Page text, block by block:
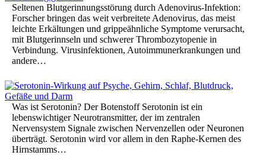
Seltenen Blutgerinnungsstörung durch Adenovirus-Infektion:
Forscher bringen das weit verbreitete Adenovirus, das meist
leichte Erkältungen und grippeähnliche Symptome verursacht,
mit Blutgerinnseln und schwerer Thrombozytopenie in
Verbindung. Virusinfektionen, Autoimmunerkrankungen und
andere…
Was ist Serotonin? Der Botenstoff Serotonin ist ein
lebenswichtiger Neurotransmitter, der im zentralen
Nervensystem Signale zwischen Nervenzellen oder Neuronen
überträgt. Serotonin wird vor allem in den Raphe-Kernen des
Hirnstamms…